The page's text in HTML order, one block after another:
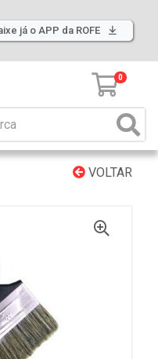
já o APP da ROFE
0
VOLTAR